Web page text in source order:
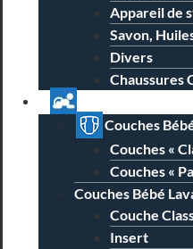
Appareil de
Savon,
Divers
Chaussures
Couches
Couches «
Couches «
Couches Bébé
Couche
Insert